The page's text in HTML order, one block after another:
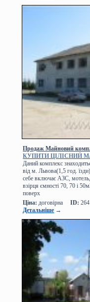
Продаж Майновий
КУПИТИ ЦІЛІСНИЙ
Даний комплекс
від м. Львова(1,5 год.
себе включає АЗС,
взірця ємності 70, 70 і
поверх
Ціна: договірна ID:
Детальніше →